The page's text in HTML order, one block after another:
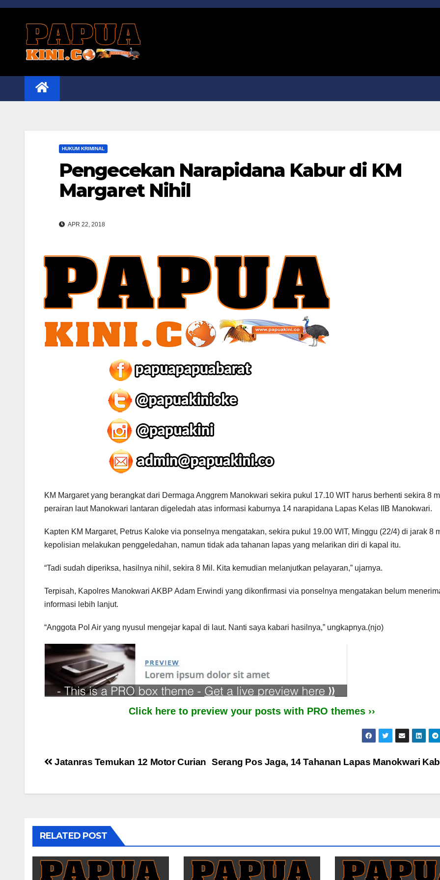
Skip
HUKUM KRIMINAL
Pengecekan Narapidana Kabur di KM
Margaret Nihil
APR 22, 2018
KM Margaret yang berangkat dari Dermaga Anggrem Manokwari sekira pukul 17.10 WIT harus berhenti sekira 8
perairan laut Manokwari lantaran digeledah atas informasi kaburnya 14 narapidana Lapas Kelas IIB Manokwari.
Kapten KM Margaret, Petrus Kaloke via ponselnya mengatakan, sekira pukul 19.00 WIT, Minggu (22/4) di jarak 8
kepolisian melakukan penggeledahan, namun tidak ada tahanan lapas yang melarikan diri di kapal itu.
“Tadi sudah diperiksa, hasilnya nihil, sekira 8 Mil. Kita kemudian melanjutkan pelayaran,” ujarnya.
Terpisah, Kapolres Manokwari AKBP Adam Erwindi yang dikonfirmasi via ponselnya mengatakan belum
informasi lebih lanjut.
“Anggota Pol Air yang nyusul mengejar kapal di laut. Nanti saya kabari hasilnya,” ungkapnya.(njo)
Click here to preview your posts with PRO themes ››
Post
Serang Pos Jaga, 14 Tahanan Lapas Manokwari
Jatanras Temukan 12 Motor Curian
RELATED POST